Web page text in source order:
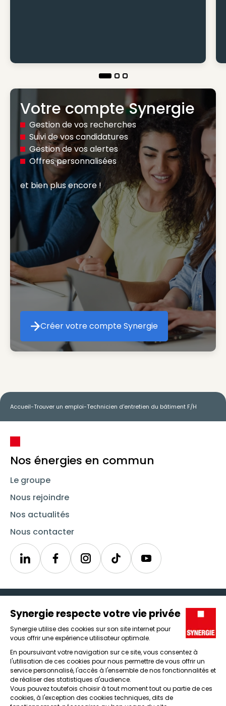
Votre compte Synergie
Gestion de vos recherches
Suivi de vos candidatures
Gestion de vos alertes
Offres personnalisées
et bien plus encore !
Créer votre compte Synergie
Créer votre compte Synergie
Accueil-Trouver un emploi-Technicien d'entretien du bâtiment F/H
Nos énergies en commun
Le groupe
Nous rejoindre
Nos actualités
Nous contacter
LinkedinSynergieInstagramTikTok Youtube
Icône d'illustration
Candidats
Entreprises
Icône d'illustration
Nos agences
Icône d'illustration
Conditions générales d'utilisation et mentions légales
Protection des données